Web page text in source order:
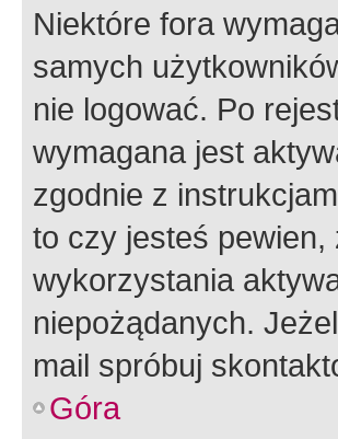
Niektóre fora
samych
nie logować. Po
wymagana jest
zgodnie z
to czy jesteś pewien,
wykorzystania
niepożądanych.
mail spróbuj
Góra